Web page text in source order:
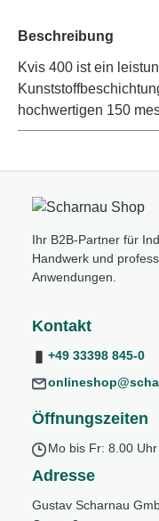
Beschreibung
Kvis 400 ist ein
hochwertigen 150
Ihr B2B-Partner für
Handwerk und
Anwendungen.
Kontakt
+49 33398 845-0
Öffnungszeiten
Mo bis Fr: 8.00
Adresse
Gustav Scharnau